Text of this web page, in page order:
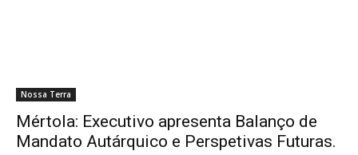
Nossa Terra
Mértola: Executivo apresenta Balanço de
Mandato Autárquico e Perspetivas Futuras.